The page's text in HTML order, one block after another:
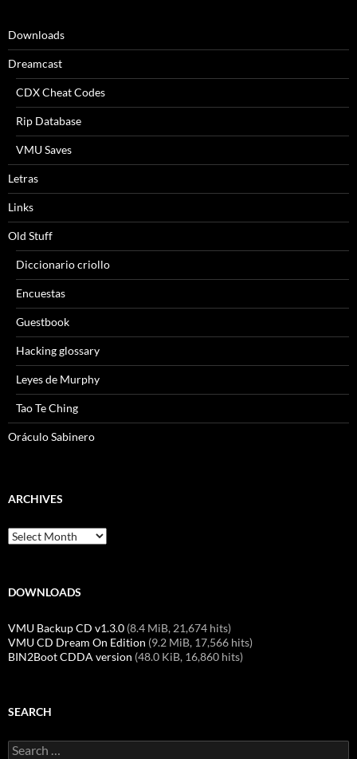
Downloads
Dreamcast
CDX Cheat Codes
Rip Database
VMU Saves
Letras
Links
Old Stuff
Diccionario criollo
Encuestas
Guestbook
Hacking glossary
Leyes de Murphy
Tao Te Ching
Oráculo Sabinero
ARCHIVES
Archives
DOWNLOADS
VMU Backup CD v1.3.0 (8.4 MiB, 21,674 hits)
VMU CD Dream On Edition (9.2 MiB, 17,566 hits)
BIN2Boot CDDA version (48.0 KiB, 16,860 hits)
SEARCH
Search